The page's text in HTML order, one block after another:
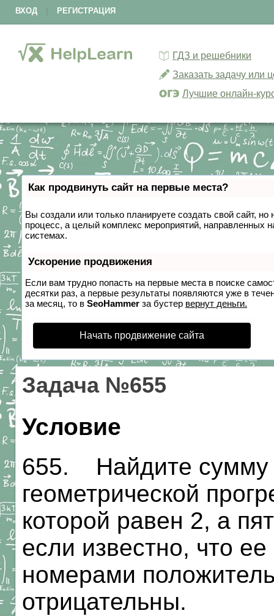
ВХОД РЕГИСТРАЦИЯ
ГДЗ и решебники
Заказать задачу или
Лучшие онлайн-
Как продвинуть сайт на первые места?
Вы создали или только планируете создать свой сайт,
процесс, а целый комплекс мероприятий, направленных
системах.
Ускорение продвижения
Если вам трудно попасть на первые места в поиске
десятки раз, а первые результаты появляются уже в
за месяц, то в SeoHammer за бустер вернут деньги.
Начать продвижение сайта
Задача №655
Условие
655. Найдите сумму
геометрической
которой равен 2, а
если известно, что
номерами
отрицательны.